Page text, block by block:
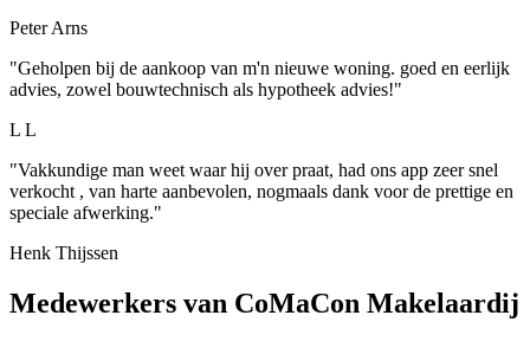
Peter Arns
"Geholpen bij de aankoop van m'n nieuwe woning. goed en eerlijk
advies, zowel bouwtechnisch als hypotheek advies!"
L L
"Vakkundige man weet waar hij over praat, had ons app zeer snel
verkocht , van harte aanbevolen, nogmaals dank voor de prettige en
speciale afwerking."
Henk Thijssen
Medewerkers van CoMaCon Makelaardij